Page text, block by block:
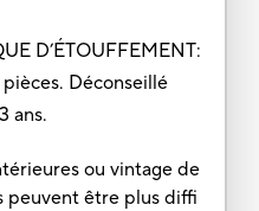
D’ÉTOUFFEMENT:
Déconseillé
ans.
ou vintage de
peuvent être plus diffi